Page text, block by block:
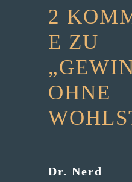
2
E ZU
OHNE
Dr. Nerd